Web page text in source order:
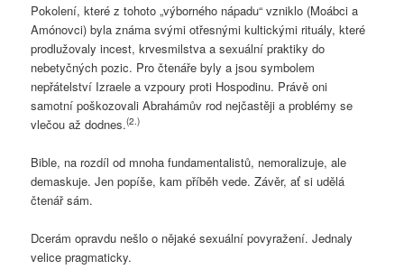
Pokolení, které z tohoto „výborného nápadu“ vzniklo (Moábci a
Amónovci) byla známa svými otřesnými kultickými rituály, které
prodlužovaly incest, krvesmilstva a sexuální praktiky do
nebetyčných pozic. Pro čtenáře byly a jsou symbolem
nepřátelství Izraele a vzpoury proti Hospodinu. Právě oni
samotní poškozovali Abrahámův rod nejčastěji a problémy se
vlečou až dodnes.(2.)
Bible, na rozdíl od mnoha fundamentalistů, nemoralizuje, ale
demaskuje. Jen popíše, kam příběh vede. Závěr, ať si udělá
čtenář sám.
Dcerám opravdu nešlo o nějaké sexuální povyražení. Jednaly
velice pragmaticky.